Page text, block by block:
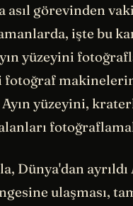
asıl görevinden
işte bu
yüzeyini
fotoğraf
yüzeyini,
Dünya'dan
ulaşması,